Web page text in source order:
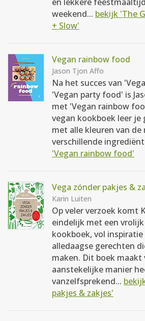
weekend... bekijk 'The
+ Slow'
Vegan rainbow food
Jason Tjon Affo
Na het succes van
'Vegan party food' is
met 'Vegan rainbow
vegan kookboek leer je
met alle kleuren van
verschillende
'Vegan rainbow food'
Vega zónder pakjes &
Karin Luiten
Op veler verzoek komt
eindelijk met een
kookboek, vol
alledaagse gerechten
maken. Dit boek maakt
aanstekelijke manier
vanzelfsprekend...
pakjes & zakjes'